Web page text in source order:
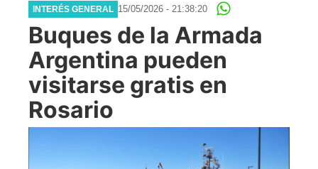
INTERÉS GENERAL 15/05/2026 - 21:38:20
Buques de la Armada
Argentina pueden
visitarse gratis en
Rosario